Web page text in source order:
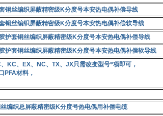
铜丝编织屏蔽精密级K分度号本安热电偶补偿导线
铜丝编织屏蔽精密级K分度号本安热电偶补偿软导线
护套铜丝编织屏蔽精密级K分度号本安热电偶补偿导线
护套铜丝编织屏蔽精密级K分度号本安热电偶补偿软导线
、 KC、 EX、 NC、 TX、 JX只需改变型号*项即可，
PFA材料，
编织总屏蔽精密级K分度号热电偶用补偿电缆